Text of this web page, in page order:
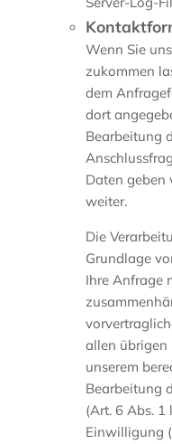
Wenn Sie
zukommen
dem
dort
Bearbeitung
Daten
weiter.
Die
Grundlage
Ihre Anfrage
allen übrigen
unserem
Bearbeitung
(Art. 6 Abs. 1
Einwilligung